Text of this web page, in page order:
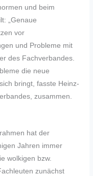
und beim
„Genaue
vor
und Probleme mit
des Fachverbandes.
die neue
bringt, fasste Heinz-
zusammen.
hat der
Jahren immer
wolkigen bzw.
zunächst